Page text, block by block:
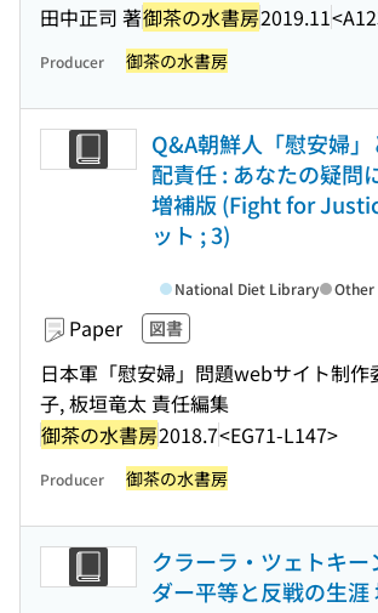
田中正司 著御茶の水書房2019.11
Producer 御茶の水書房
Q&A朝鮮人「慰安婦
配責任 : あなたの疑問
増補版 (Fight for
ット ; 3)
Paper 図書
日本軍「慰安婦」問題webサイト制作
子, 板垣竜太 責任編集
御茶の水書房2018.7<EG71-L147>
National Diet Library Other
Producer 御茶の水書房
クラーラ・ツェトキー
ダー平等と反戦の生涯